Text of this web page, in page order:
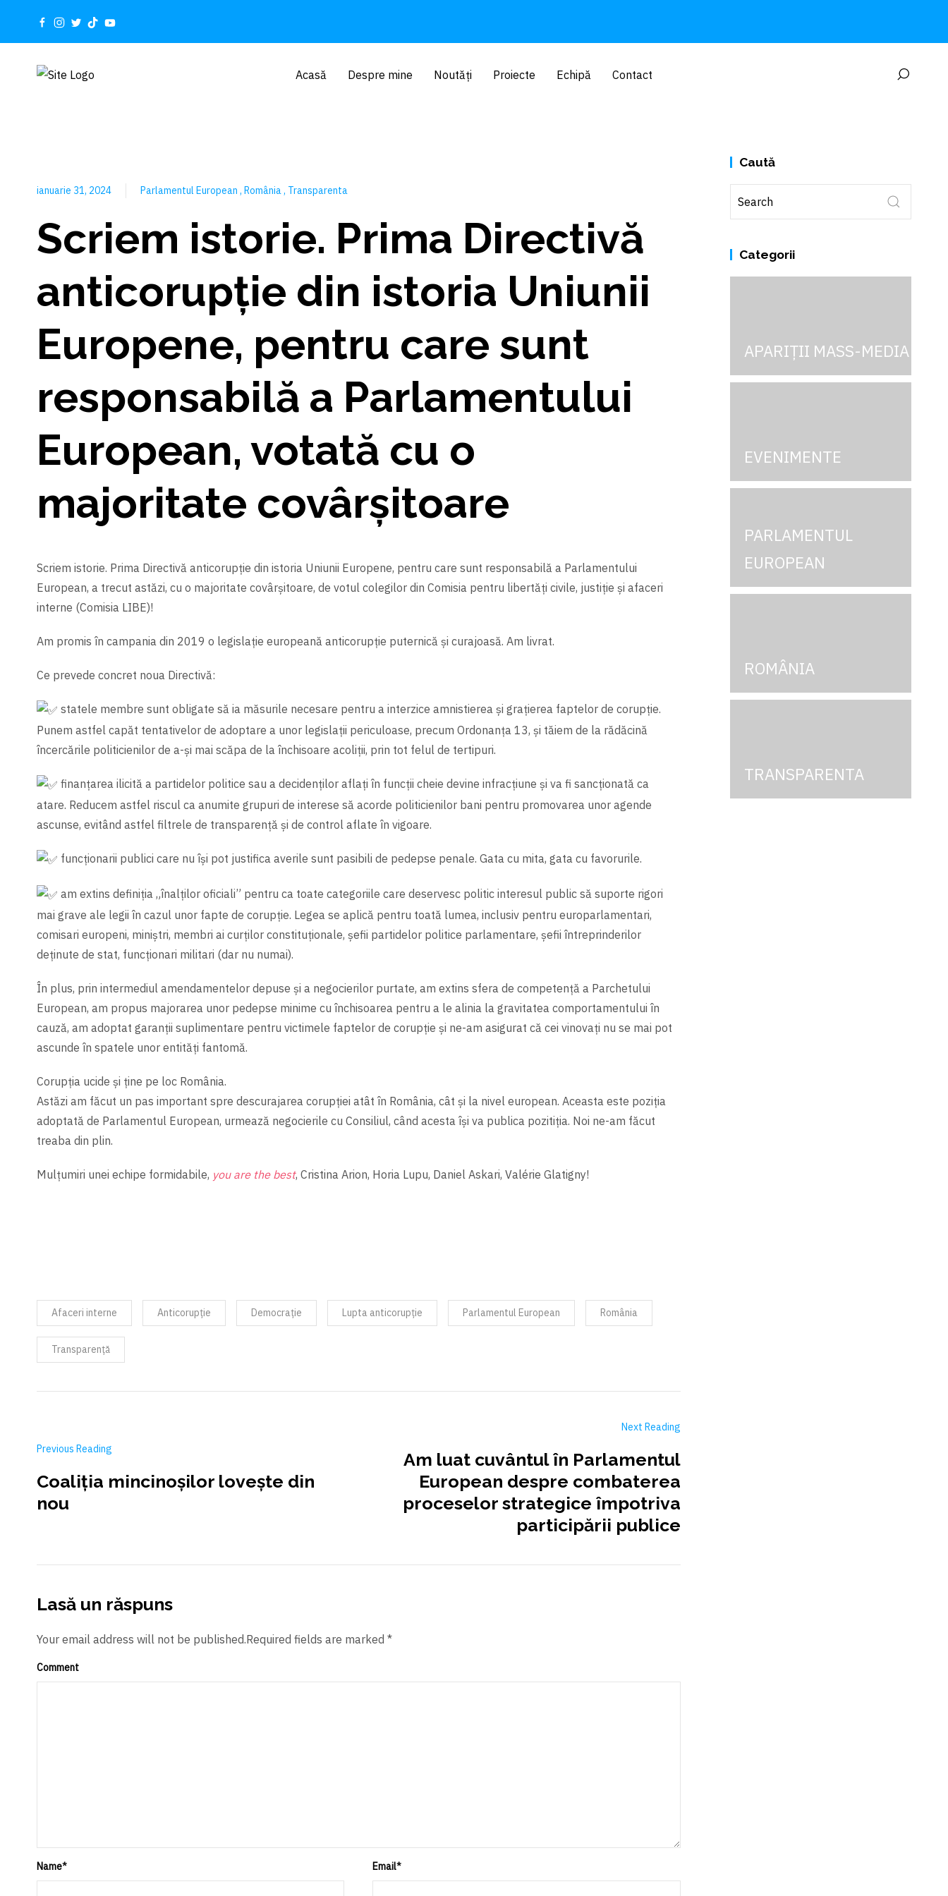
Acasă Despre mine Noutăți Proiecte Echipă Contact
ianuarie 31, 2024 Parlamentul European România Transparenta
Scriem istorie. Prima Directivă
anticorupție din istoria Uniunii
Europene, pentru care sunt
responsabilă a Parlamentului
European, votată cu o
majoritate covârșitoare
Scriem istorie. Prima Directivă anticorupție din istoria Uniunii Europene, pentru care sunt responsabilă a Parlamentului
European, a trecut astăzi, cu o majoritate covârșitoare, de votul colegilor din Comisia pentru libertăți civile, justiție și afaceri
interne (Comisia LIBE)!
Am promis în campania din 2019 o legislație europeană anticorupție puternică și curajoasă. Am livrat.
Ce prevede concret noua Directivă:
statele membre sunt obligate să ia măsurile necesare pentru a interzice amnistierea și grațierea faptelor de corupție.
Punem astfel capăt tentativelor de adoptare a unor legislații periculoase, precum Ordonanța 13, și tăiem de la rădăcină
încercările politicienilor de a-și mai scăpa de la închisoare acoliții, prin tot felul de tertipuri.
finanțarea ilicită a partidelor politice sau a decidenților aflați în funcții cheie devine infracțiune și va fi sancționată ca
atare. Reducem astfel riscul ca anumite grupuri de interese să acorde politicienilor bani pentru promovarea unor agende
ascunse, evitând astfel filtrele de transparență și de control aflate în vigoare.
funcționarii publici care nu își pot justifica averile sunt pasibili de pedepse penale. Gata cu mita, gata cu favorurile.
am extins definiția „înalților oficiali” pentru ca toate categoriile care deservesc politic interesul public să suporte rigori
mai grave ale legii în cazul unor fapte de corupție. Legea se aplică pentru toată lumea, inclusiv pentru europarlamentari,
comisari europeni, miniștri, membri ai curților constituționale, șefii partidelor politice parlamentare, șefii întreprinderilor
deținute de stat, funcționari militari (dar nu numai).
În plus, prin intermediul amendamentelor depuse și a negocierilor purtate, am extins sfera de competență a Parchetului
European, am propus majorarea unor pedepse minime cu închisoarea pentru a le alinia la gravitatea comportamentului în
cauză, am adoptat garanții suplimentare pentru victimele faptelor de corupție și ne-am asigurat că cei vinovați nu se mai pot
ascunde în spatele unor entități fantomă.
Corupția ucide și ține pe loc România.
Astăzi am făcut un pas important spre descurajarea corupției atât în România, cât și la nivel european. Aceasta este poziția
adoptată de Parlamentul European, urmează negocierile cu Consiliul, când acesta îşi va publica pozitiția. Noi ne-am făcut
treaba din plin.
Mulțumiri unei echipe formidabile, you are the best, Cristina Arion, Horia Lupu, Daniel Askari, Valérie Glatigny!
Afaceri interne Anticorupție Democrație Lupta anticorupție Parlamentul European România
Transparență
Previous Reading
Coaliția mincinoşilor loveşte din
nou
Next Reading
Am luat cuvântul în Parlamentul
European despre combaterea
proceselor strategice împotriva
participării publice
Lasă un răspuns
Your email address will not be published.Required fields are marked *
Comment
Name* Email*
Caută
Categorii
APARIȚII MASS-MEDIA
EVENIMENTE
PARLAMENTUL
EUROPEAN
ROMÂNIA
TRANSPARENTA